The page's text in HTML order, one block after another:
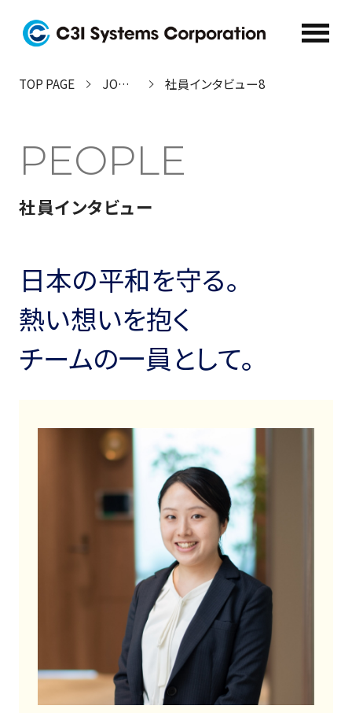
RECRUIT INFO
（キャリア採用情報）
メッセージ
ごあいさつ
採用メッセージ
求める人材
C3ISについて
JOB & POEPLE
社員インタビュー
WORKSTYLE
働き⽅
環境・制度
C3IS Way
教育・研修
TOP PAGE JOB&PEOPLE 社員インタビュー8
PEOPLE
社員インタビュー
日本の平和を守る。
熱い想いを抱く
チームの一員として。